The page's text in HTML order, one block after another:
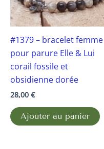
#1379 – bracelet femme
pour parure Elle & Lui
corail fossile et
obsidienne dorée
28,00 €
Ajouter au panier